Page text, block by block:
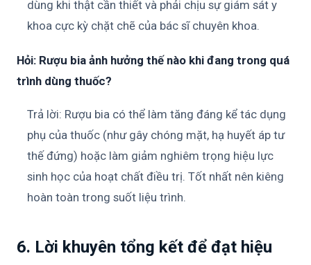
dùng khi thật cần thiết và phải chịu sự giám sát y
khoa cực kỳ chặt chẽ của bác sĩ chuyên khoa.
Hỏi: Rượu bia ảnh hưởng thế nào khi đang trong quá
trình dùng thuốc?
Trả lời: Rượu bia có thể làm tăng đáng kể tác dụng
phụ của thuốc (như gây chóng mặt, hạ huyết áp tư
thế đứng) hoặc làm giảm nghiêm trọng hiệu lực
sinh học của hoạt chất điều trị. Tốt nhất nên kiêng
hoàn toàn trong suốt liệu trình.
6. Lời khuyên tổng kết để đạt hiệu